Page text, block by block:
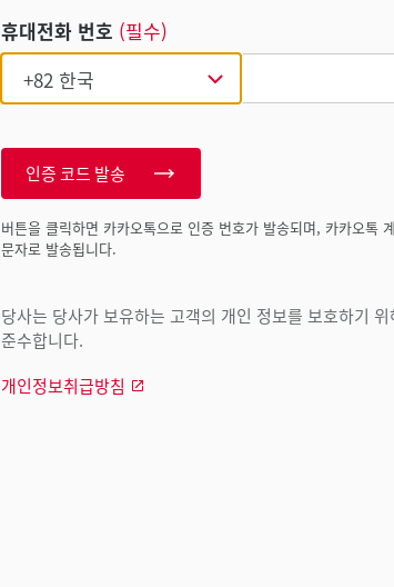
휴대전화 번호 (필수)
인증 코드 발송
버튼을 클릭하면 카카오톡으로 인증 번호가 발송되며, 카카오톡
문자로 발송됩니다.
당사는 당사가 보유하는 고객의 개인 정보를 보호하기
준수합니다.
개인정보취급방침